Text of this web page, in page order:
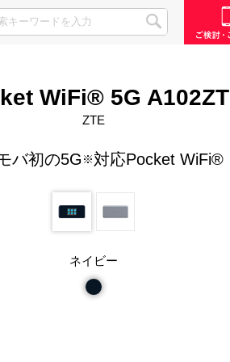
WiFi® 5G A102ZT
ZTE
バ初の5G ※対応Pocket WiFi®
ネイビー